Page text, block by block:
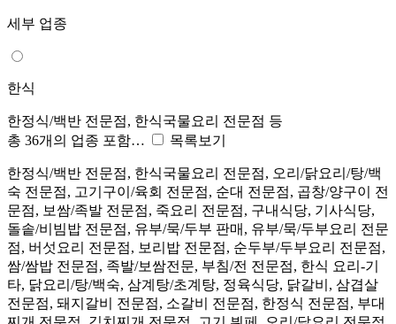
세부 업종
한식
한정식/백반 전문점, 한식국물요리 전문점 등
총 36개의 업종 포함…
목록보기
한정식/백반 전문점, 한식국물요리 전문점, 오리/닭요리/탕/백
숙 전문점, 고기구이/육회 전문점, 순대 전문점, 곱창/양구이 전
문점, 보쌈/족발 전문점, 죽요리 전문점, 구내식당, 기사식당,
돌솥/비빔밥 전문점, 유부/묵/두부 판매, 유부/묵/두부요리 전문
점, 버섯요리 전문점, 보리밥 전문점, 순두부/두부요리 전문점,
쌈/쌈밥 전문점, 족발/보쌈전문, 부침/전 전문점, 한식 요리-기
타, 닭요리/탕/백숙, 삼계탕/초계탕, 정육식당, 닭갈비, 삼겹살
전문점, 돼지갈비 전문점, 소갈비 전문점, 한정식 전문점, 부대